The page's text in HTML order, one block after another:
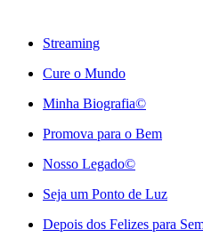
Streaming
Cure o Mundo
Minha Biografia©
Promova para o Bem
Nosso Legado©
Seja um Ponto de Luz
Depois dos Felizes para